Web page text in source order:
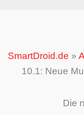
SmartDroid.de »
10.1: Neue
Die